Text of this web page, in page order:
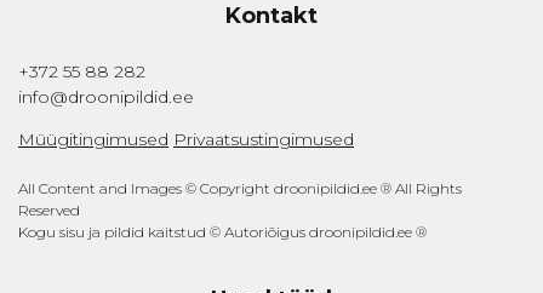
Kontakt
+372 55 88 282
info@droonipildid.ee
Müügitingimused Privaatsustingimused
All Content and Images © Copyright droonipildid.ee ® All Rights
Reserved
Kogu sisu ja pildid kaitstud © Autoriõigus droonipildid.ee ®